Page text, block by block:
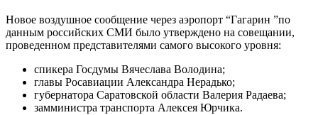
Новое воздушное сообщение через аэропорт “Гагарин ”по
данным российских СМИ было утверждено на совещании,
проведенном представителями самого высокого уровня:
спикера Госдумы Вячеслава Володина;
главы Росавиации Александра Нерадько;
губернатора Саратовской области Валерия Радаева;
замминистра транспорта Алексея Юрчика.